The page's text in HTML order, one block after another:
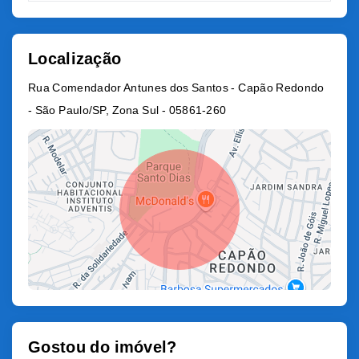
Localização
Rua Comendador Antunes dos Santos - Capão Redondo
- São Paulo/SP, Zona Sul - 05861-260
Gostou do imóvel?